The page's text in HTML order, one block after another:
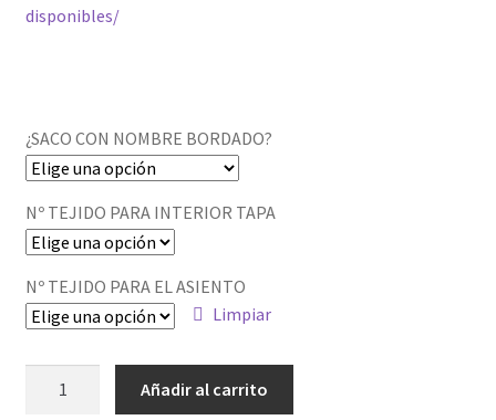
disponibles/
¿SACO CON NOMBRE BORDADO?
Nº TEJIDO PARA INTERIOR TAPA
Nº TEJIDO PARA EL ASIENTO
Limpiar
Añadir al carrito